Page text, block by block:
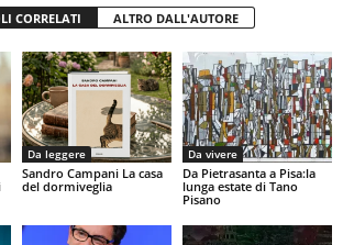
CORRELATI ALTRO DALL'AUTORE
Da leggere
Sandro Campani La casa
del dormiveglia
Da vivere
Da Pietrasanta a Pisa:la
lunga estate di Tano
Pisano